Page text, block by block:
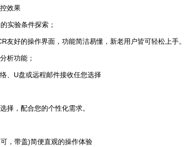
效果
实验条件探索；
好的操作界面，功能简洁易懂，新老用户皆可轻松上手。
析功能；
U盘或远程邮件接收任您选择
，配合您的个性化需求。
带盖)简便直观的操作体验